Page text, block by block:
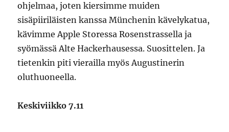
ohjelmaa, joten kiersimme muiden
sisäpiiriläisten kanssa Münchenin kävelykatua,
kävimme Apple Storessa Rosenstrassella ja
syömässä Alte Hackerhausessa. Suosittelen. Ja
tietenkin piti vierailla myös Augustinerin
oluthuoneella.
Keskiviikko 7.11